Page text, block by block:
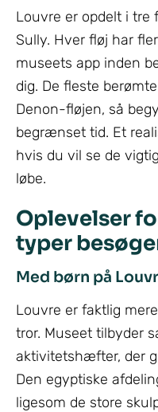
Louvre er opdelt i tre
Sully. Hver fløj har
museets app inden
dig. De fleste
Denon-fløjen, så
begrænset tid. Et
hvis du vil se de
løbe.
Oplevelser
typer
Med børn på
Louvre er faktlig
tror. Museet tilbyder
aktivitetshæfter, der
Den egyptiske
ligesom de store